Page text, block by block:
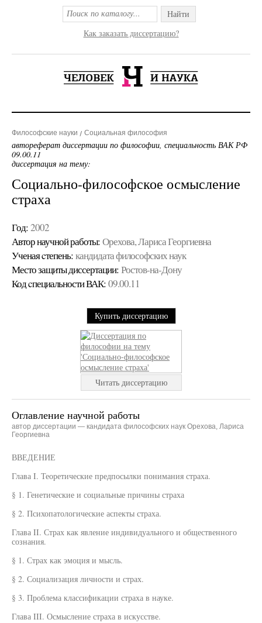
Найти
Как заказать диссертацию?
Философские науки Социальная философия
автореферат диссертации по философии, специальность ВАК РФ
09.00.11
диссертация на тему:
Социально-философское осмысление
страха
Год: 2002
Автор научной работы: Орехова, Лариса Георгиевна
Ученая cтепень: кандидата философских наук
Место защиты диссертации: Ростов-на-Дону
Код cпециальности ВАК: 09.00.11
Купить диссертацию
Читать диссертацию
Оглавление научной работы
автор диссертации — кандидата философских наук Орехова, Лариса
Георгиевна
ВВЕДЕНИЕ
Глава I. Теоретические предпосылки понимания страха.
§ 1. Генетические и социальные причины страха
§ 2. Психопатологические аспекты страха.
Глава II. Страх как явление индивидуального и общественного
сознания.
§ 1. Страх как эмоция и мысль.
§ 2. Социализация личности и страх.
§ 3. Проблема классификации страха в науке.
Глава III. Осмысление страха в искусстве.